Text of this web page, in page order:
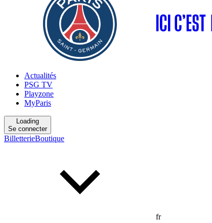
Actualités
PSG TV
Playzone
MyParis
Loading
Se connecter
BilletterieBoutique
fr